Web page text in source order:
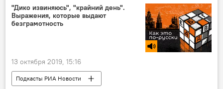
скандал
"Дико извиняюсь", "крайний день".
Выражения, которые выдают
безграмотность
13 октября 2019, 15:16
Подкасты РИА Новости